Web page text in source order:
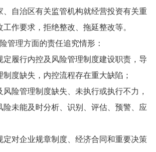
、自治区有关监管机构就经营投资有关重
作要求，拒绝整改、拖延整改等。
管理方面的责任追究情形：
定履行内控及风险管理制度建设职责，导
度缺失，内控流程存在重大缺陷；
风险管理制度缺失、未执行或执行不力，
险未能及时分析、识别、评估、预警、应
定对企业规章制度、经济合同和重要决策